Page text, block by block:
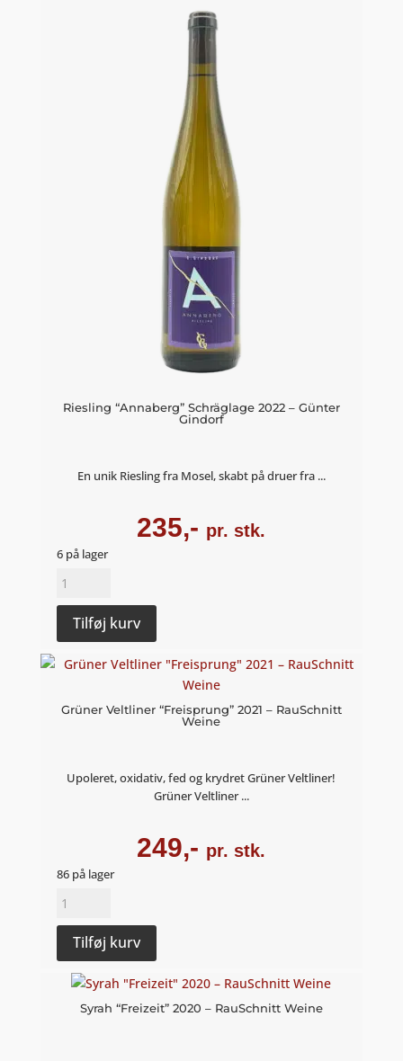
Riesling “Annaberg” Schräglage 2022 – Günter
Gindorf
En unik Riesling fra Mosel, skabt på druer fra ...
235,- pr. stk.
6 på lager
Riesling
Schräglage
2022
Gindorf
Tilføj kurv
Grüner Veltliner “Freisprung” 2021 – RauSchnitt
Weine
Upoleret, oxidativ, fed og krydret Grüner Veltliner!
Grüner Veltliner ...
249,- pr. stk.
86 på lager
Grüner
"Freisprung"
2021
RauSchnitt
Tilføj kurv
Syrah “Freizeit” 2020 – RauSchnitt Weine